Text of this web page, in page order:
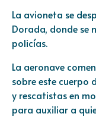
La avioneta se
Dorada, donde se
policías.
La aeronave
sobre este cuerpo
y rescatistas en
para auxiliar a